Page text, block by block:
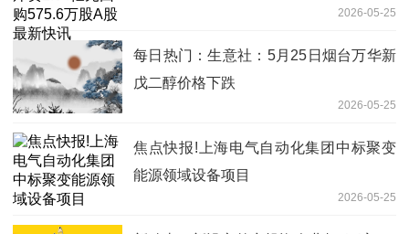
2026-05-25
每日热门：生意社：5月25日烟台万华新
戊二醇价格下跌
2026-05-25
焦点快报!上海电气自动化集团中标聚变
能源领域设备项目
2026-05-25